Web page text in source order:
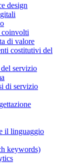
design
coinvolti
di valore
costitutivi del
servizio
di servizio
il linguaggio
keywords)